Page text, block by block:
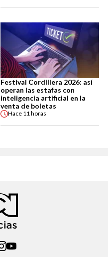
Festival Cordillera 2026: así
operan las estafas con
inteligencia artificial en la
venta de boletas
Hace 11 horas